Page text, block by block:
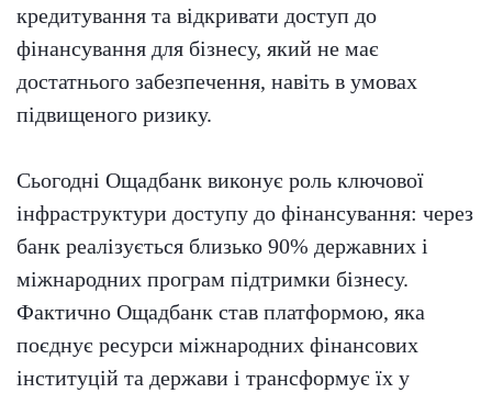
кредитування та відкривати доступ до
фінансування для бізнесу, який не має
достатнього забезпечення, навіть в умовах
підвищеного ризику.
Сьогодні Ощадбанк виконує роль ключової
інфраструктури доступу до фінансування: через
банк реалізується близько 90% державних і
міжнародних програм підтримки бізнесу.
Фактично Ощадбанк став платформою, яка
поєднує ресурси міжнародних фінансових
інституцій та держави і трансформує їх у